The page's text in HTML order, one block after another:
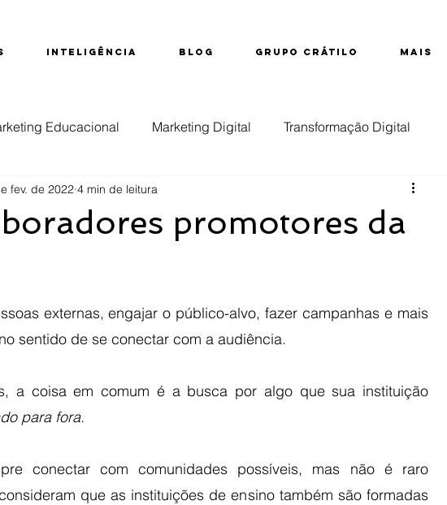
INTELIGÊNCIA BLOG GRUPO CRÁTILO Mais
Educacional Marketing Digital Transformação Digital
Educação Superior Live
promotores da
fev. de 2022 4 min de leitura
externas, engajar o público-alvo, fazer campanhas e mais
sentido de se conectar com a audiência.
a coisa em comum é a busca por algo que sua instituição
para fora.
conectar com comunidades possíveis, mas não é raro
que as instituições de ensino também são formadas